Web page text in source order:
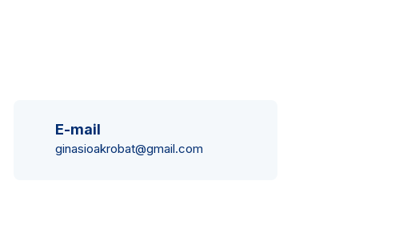
E-mail
ginasioakrobat@gmail.com